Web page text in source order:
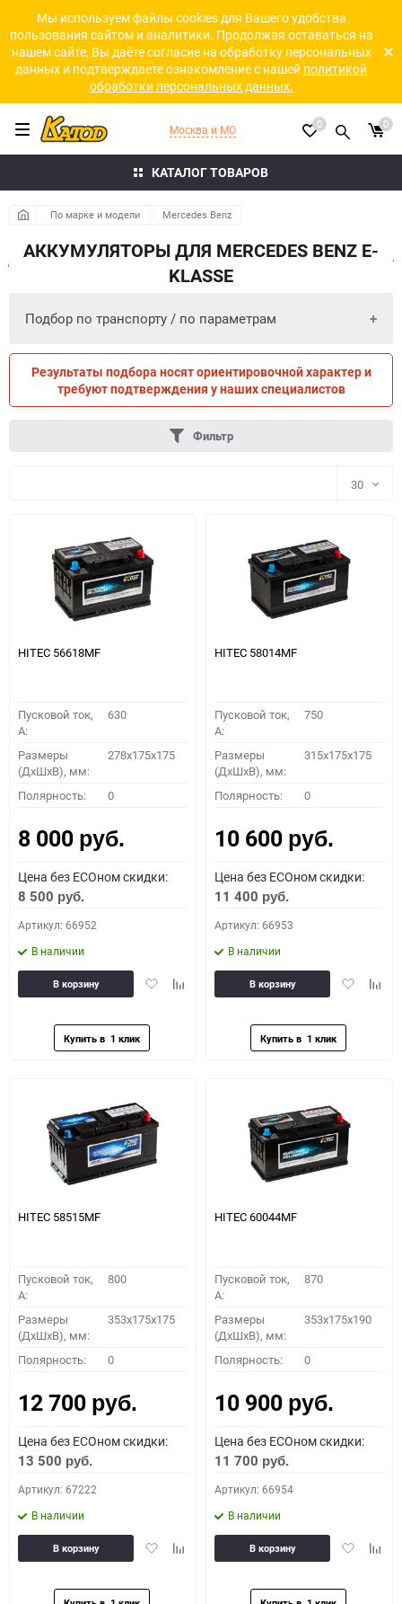
Мы используем файлы cookies для Вашего удобства
пользования сайтом и аналитики. Продолжая оставаться на
нашем сайте, Вы даёте согласие на обработку персональных
данных и подтверждаете ознакомление с нашей политикой
обработки персональных данных.
КАТАЛОГ ТОВАРОВ
Москва и МО 0 0
По марке и модели Mercedes Benz
АККУМУЛЯТОРЫ ДЛЯ MERCEDES BENZ E-
KLASSE
Подбор по транспорту / по параметрам
ПО ТРАНСПОРТУ ПО ПАРАМЕТРАМ
ПОДОБРАТЬ
Как определить полярность?
0 - обратная 1 - прямая 3 - обратная 4 - прямая
Результаты подбора носят ориентировочной характер и
требуют подтверждения у наших специалистов
Фильтр
30
60
90
HITEC 56618MF
Пусковой ток,
A:
630
Размеры
(ДхШхВ), мм:
278x175x175
Полярность: 0
8 000 руб.
Цена без ECOном скидки:
8 500 руб.
Артикул: 66952
В наличии
ДобавитьДобавить
В корзину
HITEC 58014MF
Пусковой ток,
A:
750
Размеры
(ДхШхВ), мм:
315x175x175
Полярность: 0
10 600 руб.
Цена без ECOном скидки:
11 400 руб.
Артикул: 66953
В наличии
Добавить
В корзину
HITEC 58515MF
Пусковой ток,
A:
800
Размеры
(ДхШхВ), мм:
353x175x175
Полярность: 0
12 700 руб.
Цена без ECOном скидки:
13 500 руб.
Артикул: 67222
В наличии
ДобавитьДобавить
В корзину
HITEC 60044MF
Пусковой ток,
A:
870
Размеры
(ДхШхВ), мм:
353x175x190
Полярность: 0
10 900 руб.
Цена без ECOном скидки:
11 700 руб.
Артикул: 66954
В наличии
Добавить
В корзину